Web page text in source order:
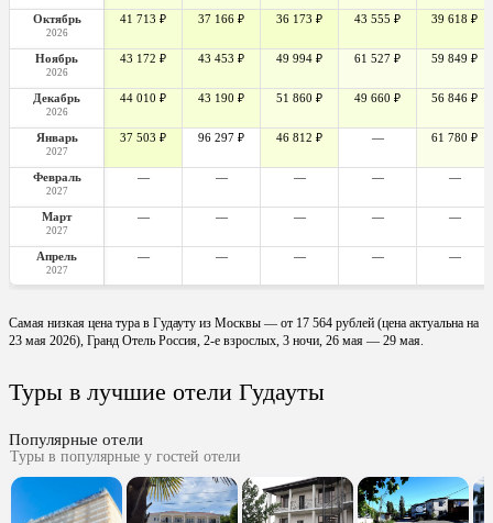
Октябрь
2026
41 713 ₽ 37 166 ₽ 36 173 ₽ 43 555 ₽ 39 618 ₽
Ноябрь
2026
43 172 ₽ 43 453 ₽ 49 994 ₽ 61 527 ₽ 59 849 ₽
Декабрь
2026
44 010 ₽ 43 190 ₽ 51 860 ₽ 49 660 ₽ 56 846 ₽
Январь
2027
37 503 ₽ 96 297 ₽ 46 812 ₽ — 61 780 ₽
Февраль
2027
— — — — —
Март
2027
— — — — —
Апрель
2027
— — — — —
Самая низкая цена тура в Гудауту из Москвы — от 17 564 рублей (цена актуальна на
23 мая 2026), Гранд Отель Россия, 2-е взрослых, 3 ночи, 26 мая — 29 мая.
Туры в лучшие отели Гудауты
Популярные отели
Туры в популярные у гостей отели